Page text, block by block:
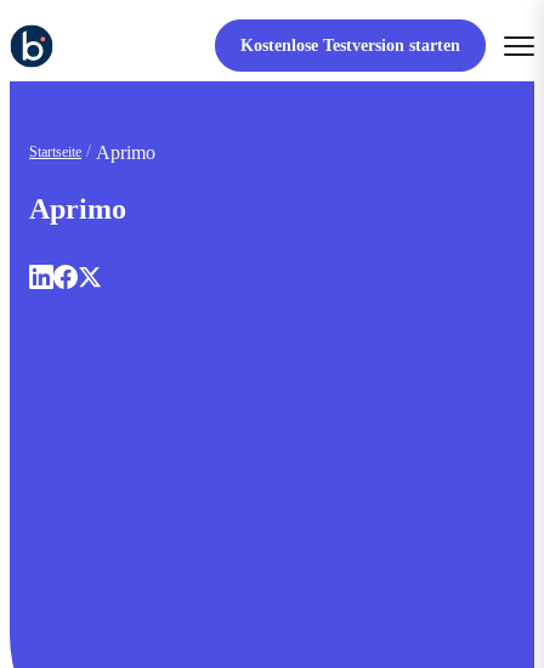
Kostenlose Testversion starten
Startseite Aprimo
Aprimo